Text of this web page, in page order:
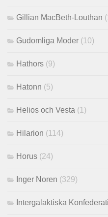
Gillian MacBeth-Louthan
Gudomliga Moder (10)
Hathors (9)
Hatonn (5)
Helios och Vesta (1)
Hilarion (114)
Horus (24)
Inger Noren (329)
Intergalaktiska